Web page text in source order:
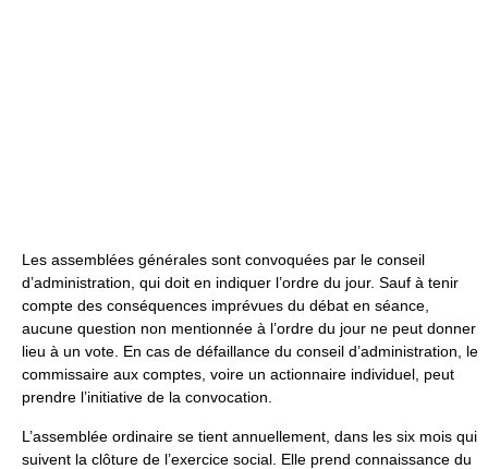
Les assemblées générales sont convoquées par le conseil
d’administration, qui doit en indiquer l’ordre du jour. Sauf à tenir
compte des conséquences imprévues du débat en séance,
aucune question non mentionnée à l’ordre du jour ne peut donner
lieu à un vote. En cas de défaillance du conseil d’administration, le
commissaire aux comptes, voire un actionnaire individuel, peut
prendre l’initiative de la convocation.
L’assemblée ordinaire se tient annuellement, dans les six mois qui
suivent la clôture de l’exercice social. Elle prend connaissance du